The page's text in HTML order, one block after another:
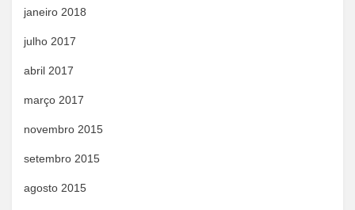
janeiro 2018
julho 2017
abril 2017
março 2017
novembro 2015
setembro 2015
agosto 2015